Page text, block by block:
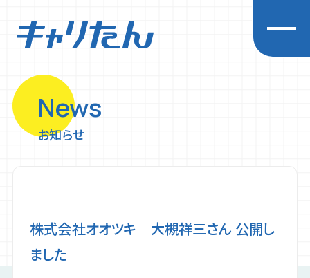
キャリアを探求する
企業一覧
イベント
お知らせ
初めての方へ
News
お知らせ
株式会社オオツキ 大槻祥三さん 公開し
ました